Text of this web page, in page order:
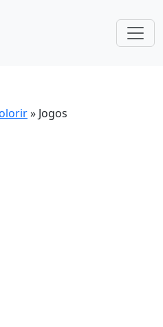
» Jogos